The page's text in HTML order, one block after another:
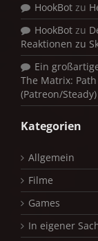
HookBot zu
HookBot zu
Reaktionen zu
Ein
The Matrix:
(Patreon/Steady)
Kategorien
Allgemein
Filme
Games
In eigener